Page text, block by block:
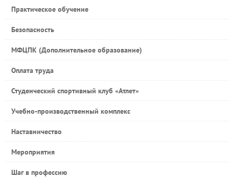
Практическое обучение
Безопасность
МФЦПК (Дополнительное образование)
Оплата труда
Студенческий спортивный клуб «Атлет»
Учебно-производственный комплекс
Наставничество
Мероприятия
Шаг в профессию